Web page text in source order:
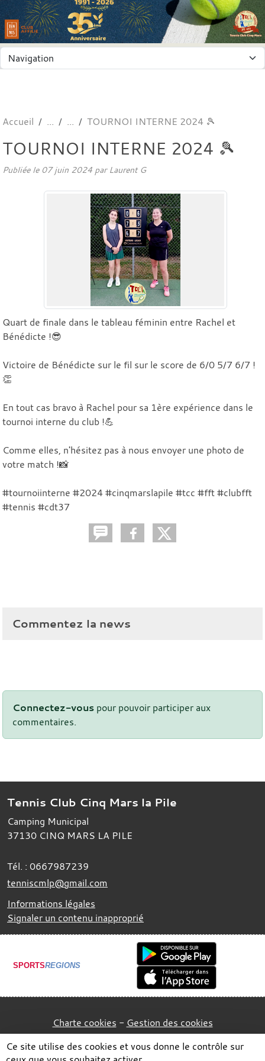
Accueil TOURNOI INTERNE 2024 🎾
TOURNOI INTERNE 2024 🎾
Publiée le 07 juin 2024 par Laurent G
Quart de finale dans le tableau féminin entre Rachel et
Bénédicte !😎
Victoire de Bénédicte sur le fil sur le score de 6/0 5/7 6/7 !
👏
En tout cas bravo à Rachel pour sa 1ère expérience dans le
tournoi interne du club !💪
Comme elles, n'hésitez pas à nous envoyer une photo de
votre match !📸
#tournoiinterne #2024 #cinqmarslapile #tcc #fft #clubfft
#tennis #cdt37
Commentez la news
Connectez-vous pour pouvoir participer aux
commentaires.
Tennis Club Cinq Mars la Pile
Camping Municipal
37130 CINQ MARS LA PILE
Tél. : 0667987239
tenniscmlp@gmail.com
Informations légales
Signaler un contenu inapproprié
SPORTSREGIONS
Charte cookies Gestion des cookies
Panneau de gestion des cookies
Ce site utilise des cookies et vous donne le contrôle sur